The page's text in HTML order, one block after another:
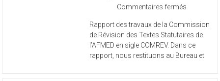
Commentaires fermés
des
travaux
de
la
de
Rapport des travaux de la Commission
de Révision des Textes Statutaires de
l’AFMED en sigle COMREV. Dans ce
rapport, nous restituons au Bureau et